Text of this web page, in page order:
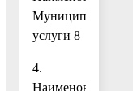
Муниципальной
услуги 8
4.
Наименование